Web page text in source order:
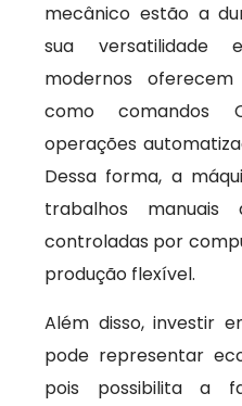
mecânico estão a
sua versatilidade
modernos
como comandos
operações
Dessa forma, a
trabalhos manuais
controladas por
produção flexível.
Além disso, investir
pode representar
pois possibilita a